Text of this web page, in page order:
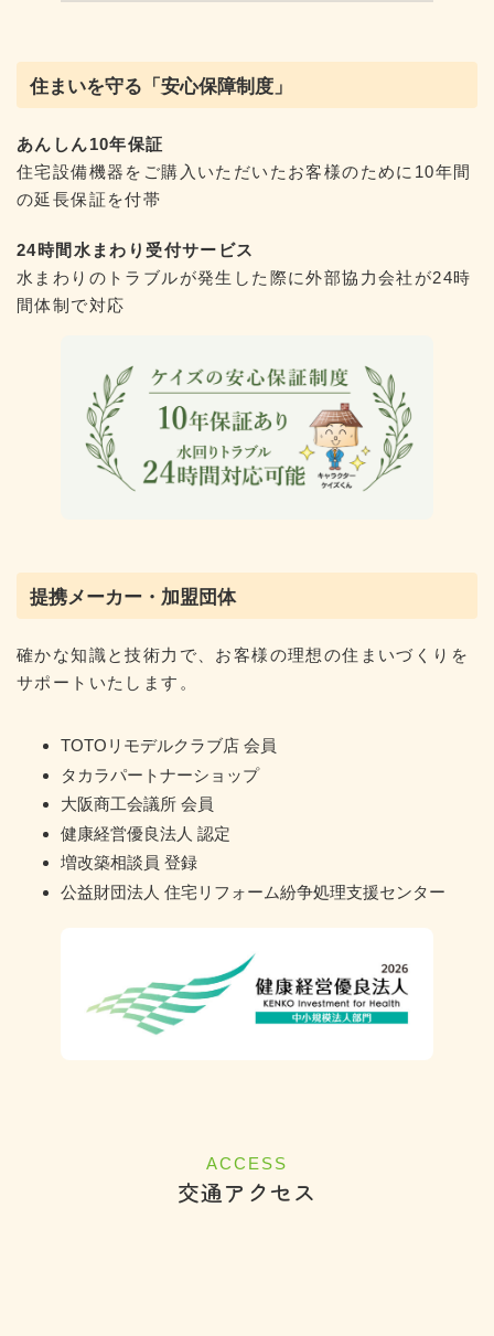
住まいを守る「安心保障制度」
あんしん10年保証
住宅設備機器をご購入いただいたお客様のために 10年間
の延長保証を付帯
24時間水まわり受付サービス
水まわりのトラブルが発生した際に外部協力会社が24時
間体制で対応
提携メーカー・加盟団体
確かな知識と技術力で、お客様の理想の住まいづくりを
サポートいたします。
TOTOリモデルクラブ店 会員
タカラパートナーショップ
大阪商工会議所 会員
健康経営優良法人 認定
増改築相談員 登録
公益財団法人 住宅リフォーム紛争処理支援センター
ACCESS
交通アクセス